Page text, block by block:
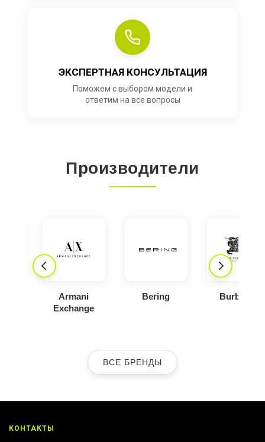
ЭКСПЕРТНАЯ КОНСУЛЬТАЦИЯ
Поможем с выбором модели и
ответим на все вопросы
Производители
Armani
Exchange
Bering Burberry
ВСЕ БРЕНДЫ
КОНТАКТЫ